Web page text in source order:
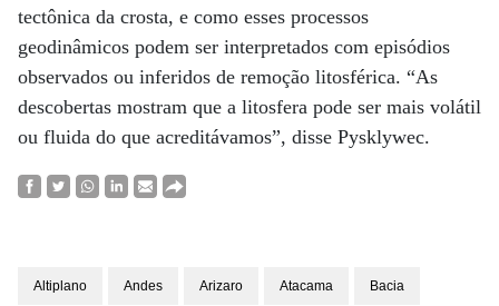
tectônica da crosta, e como esses processos
geodinâmicos podem ser interpretados com episódios
observados ou inferidos de remoção litosférica. “As
descobertas mostram que a litosfera pode ser mais volátil
ou fluida do que acreditávamos”, disse Pysklywec.
Altiplano Andes Arizaro Atacama Bacia